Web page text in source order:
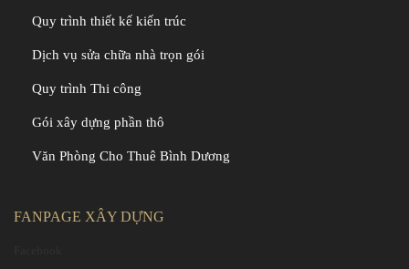
Quy trình thiết kế kiến trúc
Dịch vụ sửa chữa nhà trọn gói
Quy trình Thi công
Gói xây dựng phần thô
Văn Phòng Cho Thuê Bình Dương
FANPAGE XÂY DỰNG